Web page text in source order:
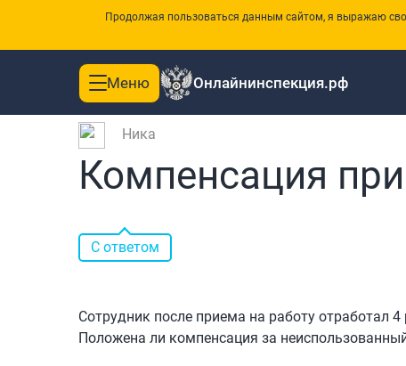
Продолжая пользоваться данным сайтом, я выражаю
Toggle
navigation
Меню Онлайнинспекция.рф
Главная |Вопросы и ответы
Ника
Компенсация
С ответом
Сотрудник после приема на работу отработал
Положена ли компенсация за